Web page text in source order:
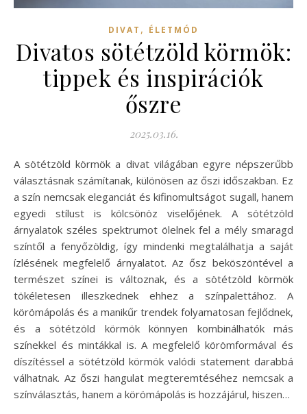
DIVAT , ÉLETMÓD
Divatos sötétzöld körmök:
tippek és inspirációk
őszre
2025.03.16.
A sötétzöld körmök a divat világában egyre népszerűbb
választásnak számítanak, különösen az őszi időszakban. Ez
a szín nemcsak eleganciát és kifinomultságot sugall, hanem
egyedi stílust is kölcsönöz viselőjének. A sötétzöld
árnyalatok széles spektrumot ölelnek fel a mély smaragd
színtől a fenyőzöldig, így mindenki megtalálhatja a saját
ízlésének megfelelő árnyalatot. Az ősz beköszöntével a
természet színei is változnak, és a sötétzöld körmök
tökéletesen illeszkednek ehhez a színpalettához. A
körömápolás és a manikűr trendek folyamatosan fejlődnek,
és a sötétzöld körmök könnyen kombinálhatók más
színekkel és mintákkal is. A megfelelő körömformával és
díszítéssel a sötétzöld körmök valódi statement darabbá
válhatnak. Az őszi hangulat megteremtéséhez nemcsak a
színválasztás, hanem a körömápolás is hozzájárul, hiszen…